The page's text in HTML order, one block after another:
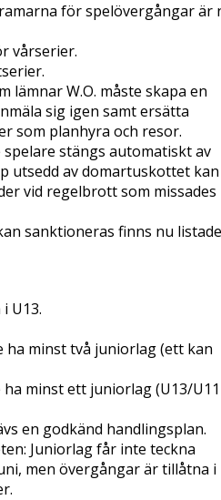
för spelövergångar är
vårserier.
lämnar W.O. måste skapa en
sig igen samt ersätta
som planhyra och resor.
spelare stängs automatiskt av
utsedd av domartuskottet kan
vid regelbrott som missades
sanktioneras finns nu
U13.
ha minst två juniorlag (ett kan
minst ett juniorlag (U13/U11
en godkänd handlingsplan.
Juniorlag får inte teckna
men övergångar är tillåtna i